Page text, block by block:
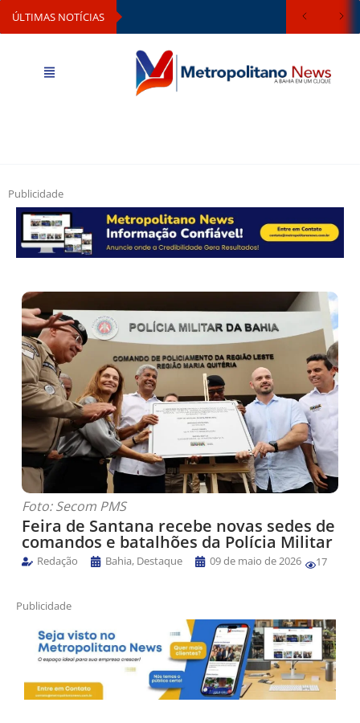
ÚLTIMAS NOTÍCIAS
Publicidade
Foto: Secom PMS
Feira de Santana recebe novas sedes de
comandos e batalhões da Polícia Militar
Redação Bahia, Destaque 09 de maio de 2026 17
Publicidade